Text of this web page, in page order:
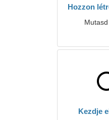
Hozzon
Kezdje